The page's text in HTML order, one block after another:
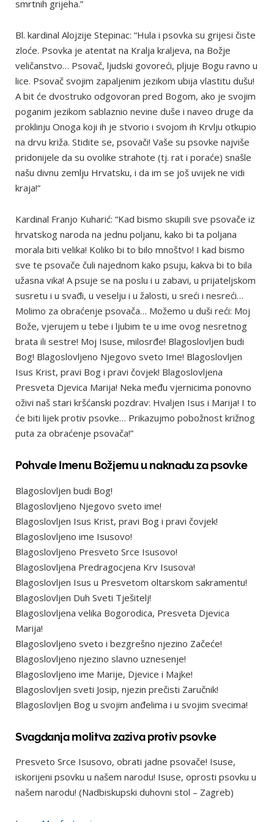
smrtnih grijeha.”
Bl. kardinal Alojzije Stepinac: “Hula i psovka su grijesi čiste
zloće. Psovka je atentat na Kralja kraljeva, na Božje
veličanstvo… Psovač, ljudski govoreći, pljuje Bogu ravno u
lice. Psovač svojim zapaljenim jezikom ubija vlastitu dušu!
A bit će dvostruko odgovoran pred Bogom, ako je svojim
poganim jezikom sablaznio nevine duše i naveo druge da
proklinju Onoga koji ih je stvorio i svojom ih Krvlju otkupio
na drvu križa. Stidite se, psovači! Vaše su psovke najviše
pridonijele da su ovolike strahote (tj. rat i poraće) snašle
našu divnu zemlju Hrvatsku, i da im se još uvijek ne vidi
kraja!”
Kardinal Franjo Kuharić: “Kad bismo skupili sve psovače iz
hrvatskog naroda na jednu poljanu, kako bi ta poljana
morala biti velika! Koliko bi to bilo mnoštvo! I kad bismo
sve te psovače čuli najednom kako psuju, kakva bi to bila
užasna vika! A psuje se na poslu i u zabavi, u prijateljskom
susretu i u svađi, u veselju i u žalosti, u sreći i nesreći…
Molimo za obraćenje psovača… Možemo u duši reći: Moj
Bože, vjerujem u tebe i ljubim te u ime ovog nesretnog
brata ili sestre! Moj Isuse, milosrđe! Blagoslovljen budi
Bog! Blagoslovljeno Njegovo sveto Ime! Blagoslovljen
Isus Krist, pravi Bog i pravi čovjek! Blagoslovljena
Presveta Djevica Marija! Neka među vjernicima ponovno
oživi naš stari kršćanski pozdrav: Hvaljen Isus i Marija! I to
će biti lijek protiv psovke… Prikazujmo pobožnost križnog
puta za obraćenje psovača!”
Pohvale Imenu Božjemu u naknadu za psovke
Blagoslovljen budi Bog!
Blagoslovljeno Njegovo sveto ime!
Blagoslovljen Isus Krist, pravi Bog i pravi čovjek!
Blagoslovljeno ime Isusovo!
Blagoslovljeno Presveto Srce Isusovo!
Blagoslovljena Predragocjena Krv Isusova!
Blagoslovljen Isus u Presvetom oltarskom sakramentu!
Blagoslovljen Duh Sveti Tješitelj!
Blagoslovljena velika Bogorodica, Presveta Djevica
Marija!
Blagoslovljeno sveto i bezgrešno njezino Začeće!
Blagoslovljeno njezino slavno uznesenje!
Blagoslovljeno ime Marije, Djevice i Majke!
Blagoslovljen sveti Josip, njezin prečisti Zaručnik!
Blagoslovljen Bog u svojim anđelima i u svojim svecima!
Svagdanja molitva zaziva protiv psovke
Presveto Srce Isusovo, obrati jadne psovače! Isuse,
iskorijeni psovku u našem narodu! Isuse, oprosti psovku u
našem narodu! (Nadbiskupski duhovni stol – Zagreb)